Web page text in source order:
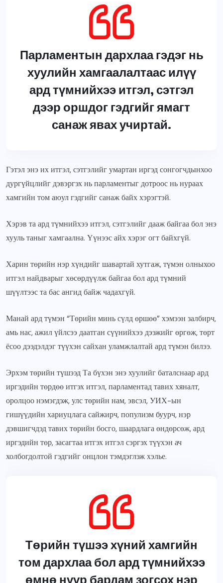
Парламентын дархлаа гэдэг нь
хуулийн хамгаалалтаас илүү
ард түмнийхээ итгэл, сэтгэл
дээр оршдог гэдгийг ямагт
санаж явах учиртай.
Гэтэл энэ их итгэл, сэтгэлийг умартан иргэд сонгогчдынхоо
дургүйцлийг дэвэргэх нь парламентыг дотроос нь нураах
хамгийн том аюул гэдгийг санаж байх хэрэгтэй.
Хэрэв та ард түмнийхээ итгэл, сэтгэлийг дааж байгаа бол энэ
хууль таныг хамгаална. Үүнээс айх хэрэг огт байхгүй.
Харин төрийн нэр хүндийг шавартай хутгаж, түмэн олныхоо
итгэл найдварыг хөсөрдүүлж байгаа бол ард түмний
шүүлтээс та бас ангид байж чадахгүй.
Манай ард түмэн “Төрийн минь сүлд өршөө” хэмээн залбирч,
амь нас, ажил үйлсээ даатган сүүнийхээ дээжийг өргөж, төрт
ёсоо дээдэлдэг түүхэн сайхан уламжлалтай ард түмэн билээ.
Эрхэм төрийн түшээд Та бүхэн энэ хуулийг баталснаар ард
иргэдийн төрдөө итгэх итгэл, парламентад тавих хяналт,
оролцоо нэмэгдэж, улс төрийн нам, эвсэл, УИХ-ын
гишүүдийн хариуцлага сайжирч, популизм буурч, нэр
дэвшигчдэд тавих төрийн босго, шаардлага өндөрсөж, ард
иргэдийн төр, засагтаа итгэх итгэл сэргэх түүхэн ач
холбогдолтой гэдгийг онцлон тэмдэглэж хэлье.
Төрийн түшээ хүний хамгийн
том дархлаа бол ард түмнийхээ
өмнө нүүр бардам зогсох нэр